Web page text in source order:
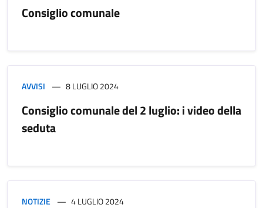
Consiglio comunale
AVVISI 8 LUGLIO 2024
Consiglio comunale del 2 luglio: i video della
seduta
NOTIZIE 4 LUGLIO 2024